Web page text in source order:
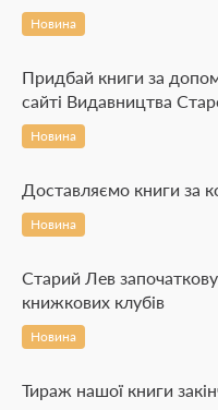
Новина
Придбай книги за
сайті Видавництва
Новина
Доставляємо книги за
Новина
Старий Лев
книжкових клубів
Новина
Тираж нашої книги